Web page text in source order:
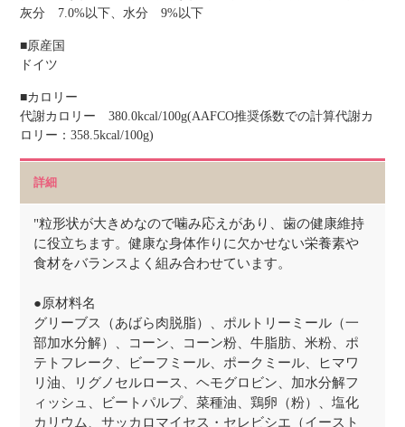
灰分 7.0%以下、水分 9%以下
■原産国
ドイツ
■カロリー
代謝カロリー 380.0kcal/100g(AAFCO推奨係数での計算代謝カ
ロリー：358.5kcal/100g)
詳細
"粒形状が大きめなので噛み応えがあり、歯の健康維持
に役立ちます。健康な身体作りに欠かせない栄養素や
食材をバランスよく組み合わせています。
●原材料名
グリーブス（あばら肉脱脂）、ポルトリーミール（一
部加水分解）、コーン、コーン粉、牛脂肪、米粉、ポ
テトフレーク、ビーフミール、ポークミール、ヒマワ
リ油、リグノセルロース、ヘモグロビン、加水分解フ
ィッシュ、ビートパルプ、菜種油、鶏卵（粉）、塩化
カリウム、サッカロマイセス・セレビシエ（イースト